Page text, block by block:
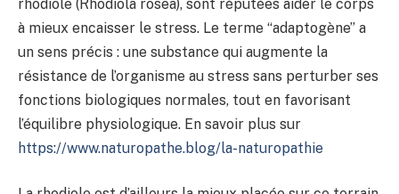
rhodiole (Rhodiola rosea), sont réputées aider le corps
à mieux encaisser le stress. Le terme “adaptogène” a
un sens précis : une substance qui augmente la
résistance de l’organisme au stress sans perturber ses
fonctions biologiques normales, tout en favorisant
l’équilibre physiologique. En savoir plus sur
https://www.naturopathe.blog/la-naturopathie